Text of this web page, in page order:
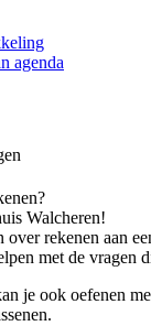
agenda
Walcheren!
over rekenen aan
met de vragen
je ook oefenen